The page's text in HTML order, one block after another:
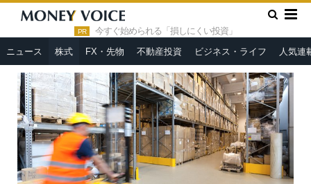
PR 今すぐ始められる「損しにくい投資」
ニュース 株式 FX・先物 不動産投資 ビジネス・ライフ 人気連
HOME » 株式 »
好景気を背景に荷動きが増加する物流業界…し
かし、ドライバーの人手不足などが足枷に